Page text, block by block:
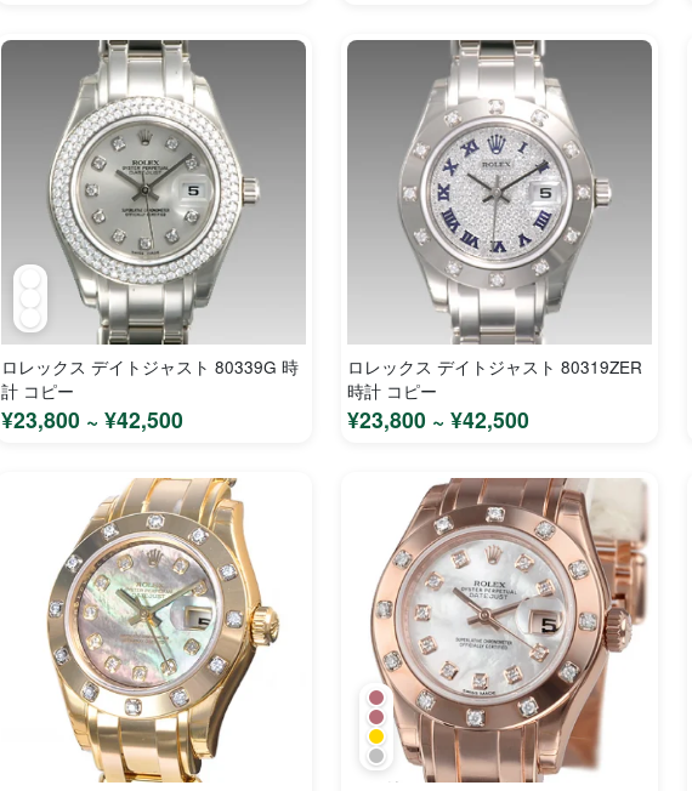
ロレックス デイトジャスト 80339G 時
計 コピー
¥23,800 ~ ¥42,500
ロレックス デイトジャスト 80319ZER
時計 コピー
¥23,800 ~ ¥42,500